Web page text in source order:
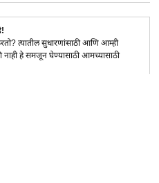
त्यातील सुधारणांसाठी आणि आम्ही
नाही हे समजून घेण्यासाठी आमच्यासाठी